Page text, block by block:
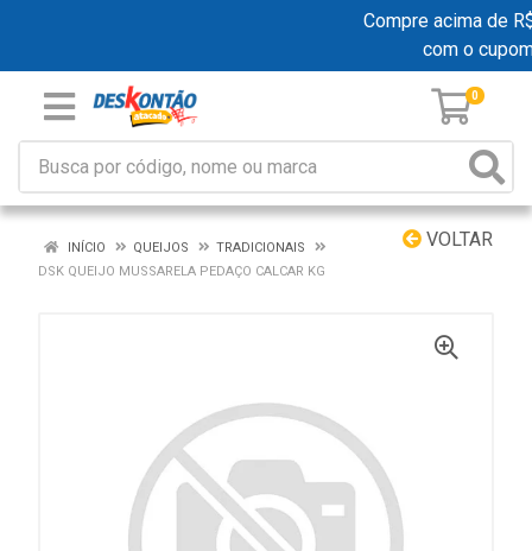
Compre acima de
com o
0
VOLTAR
INÍCIO QUEIJOS
TRADICIONAIS
DSK QUEIJO MUSSARELA PEDAÇO CALCAR KG